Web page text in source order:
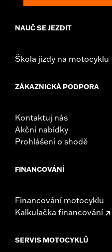
NAUČ SE JEZDIT
Škola jízdy na motocyklu
ZÁKAZNICKÁ PODPORA
Kontaktuj nás
Akční nabídky
Prohlášení o shodě
FINANCOVÁNÍ
Financování motocyklu
Kalkulačka financování
SERVIS MOTOCYKLŮ